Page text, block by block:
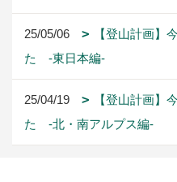
25/05/06
【登山計画】
た -東日本編-
25/04/19
【登山計画】
た -北・南アルプス編-